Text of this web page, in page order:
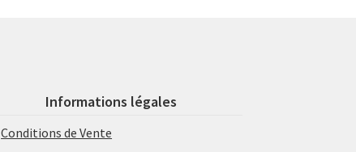
Informations légales
Conditions de Vente